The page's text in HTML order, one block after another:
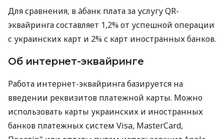
Для сравнения, в àбанк плата за услугу QR-
эквайринга составляет 1,2% от успешной операции
с украинских карт и 2% с карт иностранных банков.
Об интернет-эквайринге
Работа интернет-эквайринга базируется на
введении реквизитов платежной карты. Можно
использовать карты украинских и иностранных
банков платежных систем Visa, MasterCard,